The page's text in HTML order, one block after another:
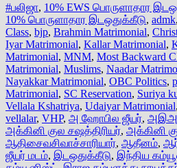
#பலிஜா, 10% EWS பொருளாதார
10% பொருளாதார இடஒதுக்கீடு, admk,
Class, bjp, Brahmin Matrimonial,
Iyar Matrimonial, Kallar Matrimonial,
Matrimonial, MNM, Most Backward
Matrimonial, Muslims, Naadar
Nayakkar Matrimonial, OBC Politics,
Matrimonial, SC Reservation, Suriya
Vellala Kshatriya, Udaiyar Matrimonial,
vellalar, VHP, அ ஹோபில ஜீயர்,
அக்கினி குல சஷத்திரியர், அக்கினி
ஆதிசைவசிவாச்சாரியார், ஆதீனம்,
ஜீயர் மடம், இடஒதுக்கீடு, இந்திய